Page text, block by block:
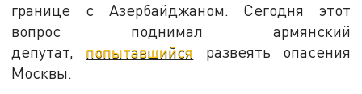
границе с Азербайджаном. Сегодня этот
вопрос поднимал армянский
депутат, попытавшийся развеять опасения
Москвы.